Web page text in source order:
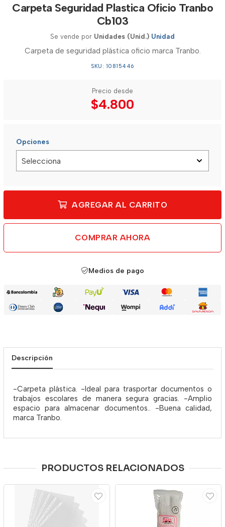
Carpeta Seguridad Plastica Oficio Tranbo
Cb103
Se vende por Unidades (Unid.) Unidad
Carpeta de seguridad plástica oficio marca Tranbo.
SKU: 10815446
Precio desde
$4.800
Opciones
AGREGAR AL CARRITO
COMPRAR AHORA
Medios de pago
Descripción
-Carpeta plástica. -Ideal para trasportar documentos o
trabajos escolares de manera segura gracias. -Amplio
espacio para almacenar documentos.. -Buena calidad,
marca Tranbo.
PRODUCTOS RELACIONADOS